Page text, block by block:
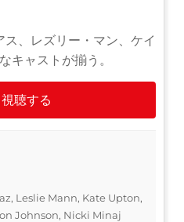
、レズリー・マン、ケイ
キャストが揃う。
視聴する
Leslie Mann, Kate Upton,
Johnson, Nicki Minaj